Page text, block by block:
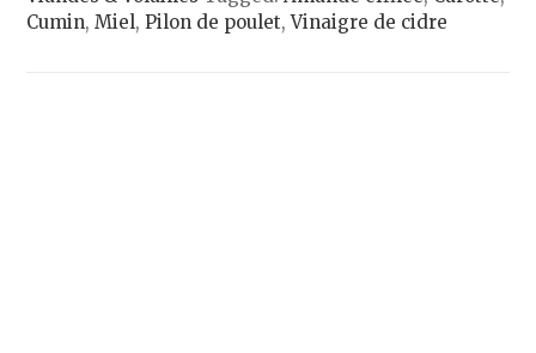
Cumin,Miel,Pilon de poulet,Vinaigre de cidre